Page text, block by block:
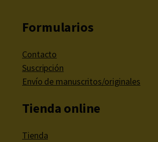
Formularios
Contacto
Suscripción
Envío de manuscritos/originales
Tienda online
Tienda